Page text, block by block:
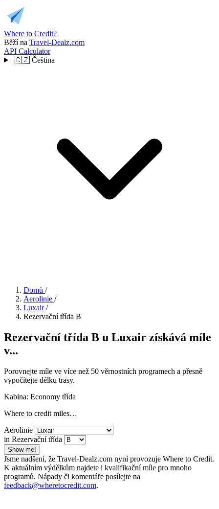
Where to Credit?
Běží na Travel-Dealz.com
API Calculator
🇨🇿 Čeština
Domů /
Aerolinie /
Luxair /
Rezervační třída B
Rezervační třída B u Luxair získává míle
v...
Porovnejte míle ve více než 50 věrnostních programech a přesně
vypočítejte délku trasy.
Kabina: Economy třída
Where to credit miles…
Aerolinie
in Rezervační třída
Show me!
Jsme nadšení, že Travel-Dealz.com nyní provozuje Where to Credit.
K aktuálním výdělkům najdete i kvalifikační míle pro mnoho
programů. Nápady či komentáře posílejte na
feedback@wheretocredit.com.